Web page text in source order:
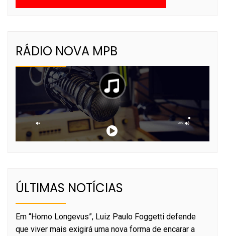
RÁDIO NOVA MPB
ÚLTIMAS NOTÍCIAS
Em “Homo Longevus”, Luiz Paulo Foggetti defende
que viver mais exigirá uma nova forma de encarar a